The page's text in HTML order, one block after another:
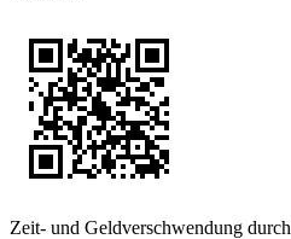
Zeit- und Geldverschwendung